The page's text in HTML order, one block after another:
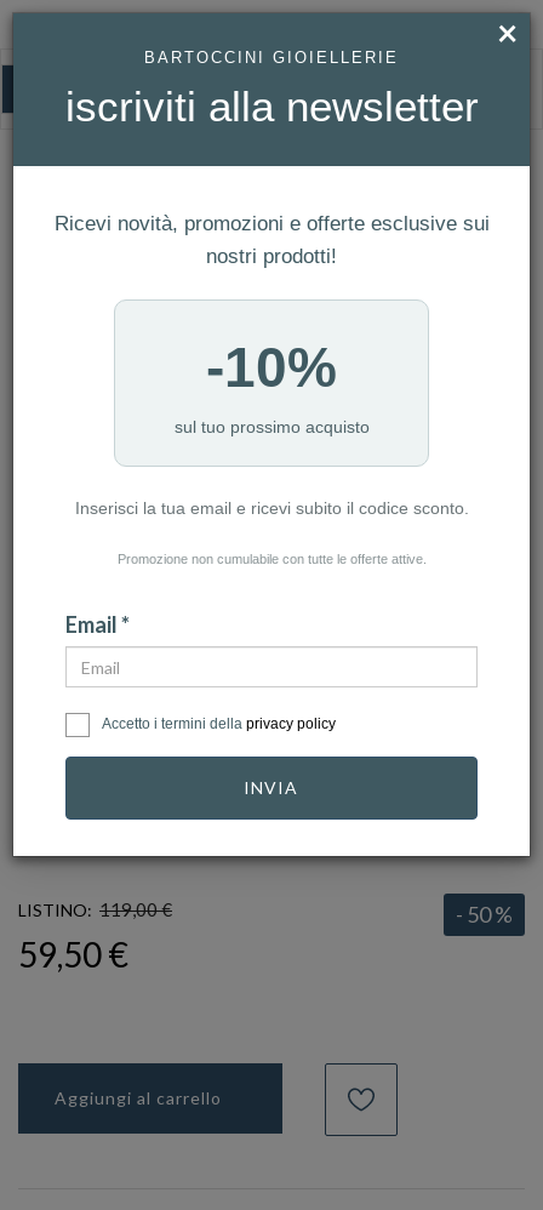
HOMEPAGE COLLANA ARMANI REF. EGS2811060
Collana Armani Ref. EGS2811060
click to zoom
ARMANI
LISTINO: 119,00 € - 50 %
59,50 €
Aggiungi al carrello
×
BARTOCCINI GIOIELLERIE
iscriviti alla newsletter
Ricevi novità, promozioni e offerte esclusive sui
nostri prodotti!
-10%
sul tuo prossimo acquisto
Inserisci la tua email e ricevi subito il codice sconto.
Promozione non cumulabile con tutte le offerte attive.
Email *
Accetto i termini della privacy policy
INVIA